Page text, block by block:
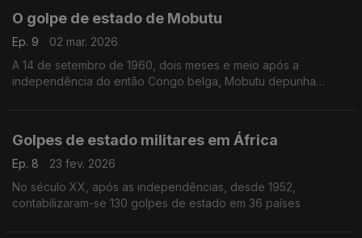
O golpe de estado de Mobutu
Ep. 9
02 mar. 2026
A 14 de setembro de 1960, dois meses e meio após a
independência do então Congo belga, Mobutu depunha
Golpes de estado militares em África
Ep. 8
23 fev. 2026
No século XX, após as independências, desde 1952,
contabilizaram-se 130 golpes de estado em 36 países